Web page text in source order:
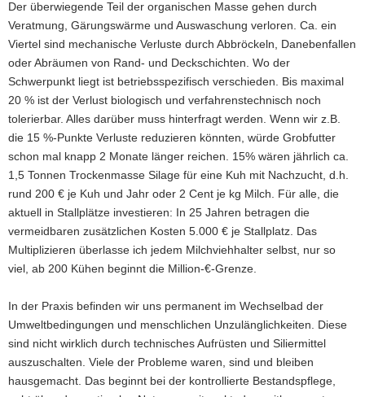
Der überwiegende Teil der organischen Masse gehen durch
Veratmung, Gärungswärme und Auswaschung verloren. Ca. ein
Viertel sind mechanische Verluste durch Abbröckeln, Danebenfallen
oder Abräumen von Rand- und Deckschichten. Wo der
Schwerpunkt liegt ist betriebsspezifisch verschieden. Bis maximal
20 % ist der Verlust biologisch und verfahrenstechnisch noch
tolerierbar. Alles darüber muss hinterfragt werden. Wenn wir z.B.
die 15 %-Punkte Verluste reduzieren könnten, würde Grobfutter
schon mal knapp 2 Monate länger reichen. 15% wären jährlich ca.
1,5 Tonnen Trockenmasse Silage für eine Kuh mit Nachzucht, d.h.
rund 200 € je Kuh und Jahr oder 2 Cent je kg Milch. Für alle, die
aktuell in Stallplätze investieren: In 25 Jahren betragen die
vermeidbaren zusätzlichen Kosten 5.000 € je Stallplatz. Das
Multiplizieren überlasse ich jedem Milchviehhalter selbst, nur so
viel, ab 200 Kühen beginnt die Million-€-Grenze.
In der Praxis befinden wir uns permanent im Wechselbad der
Umweltbedingungen und menschlichen Unzulänglichkeiten. Diese
sind nicht wirklich durch technisches Aufrüsten und Siliermittel
auszuschalten. Viele der Probleme waren, sind und bleiben
hausgemacht. Das beginnt bei der kontrollierte Bestandspflege,